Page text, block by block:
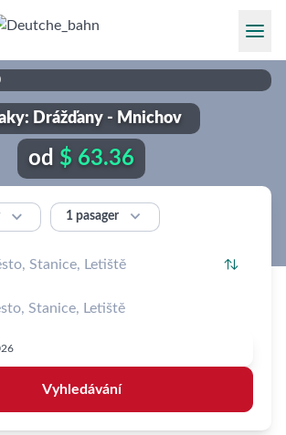
Drážďany - Mnichov
od $ 63.36
 1 pasager 

Vyhledávání